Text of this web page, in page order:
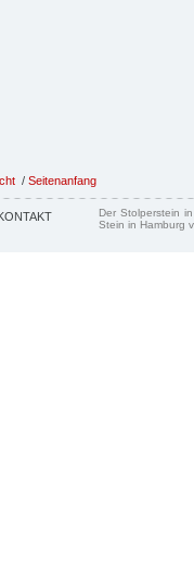
/ Seitenanfang
Der Stolperstein
Stein in Hamburg